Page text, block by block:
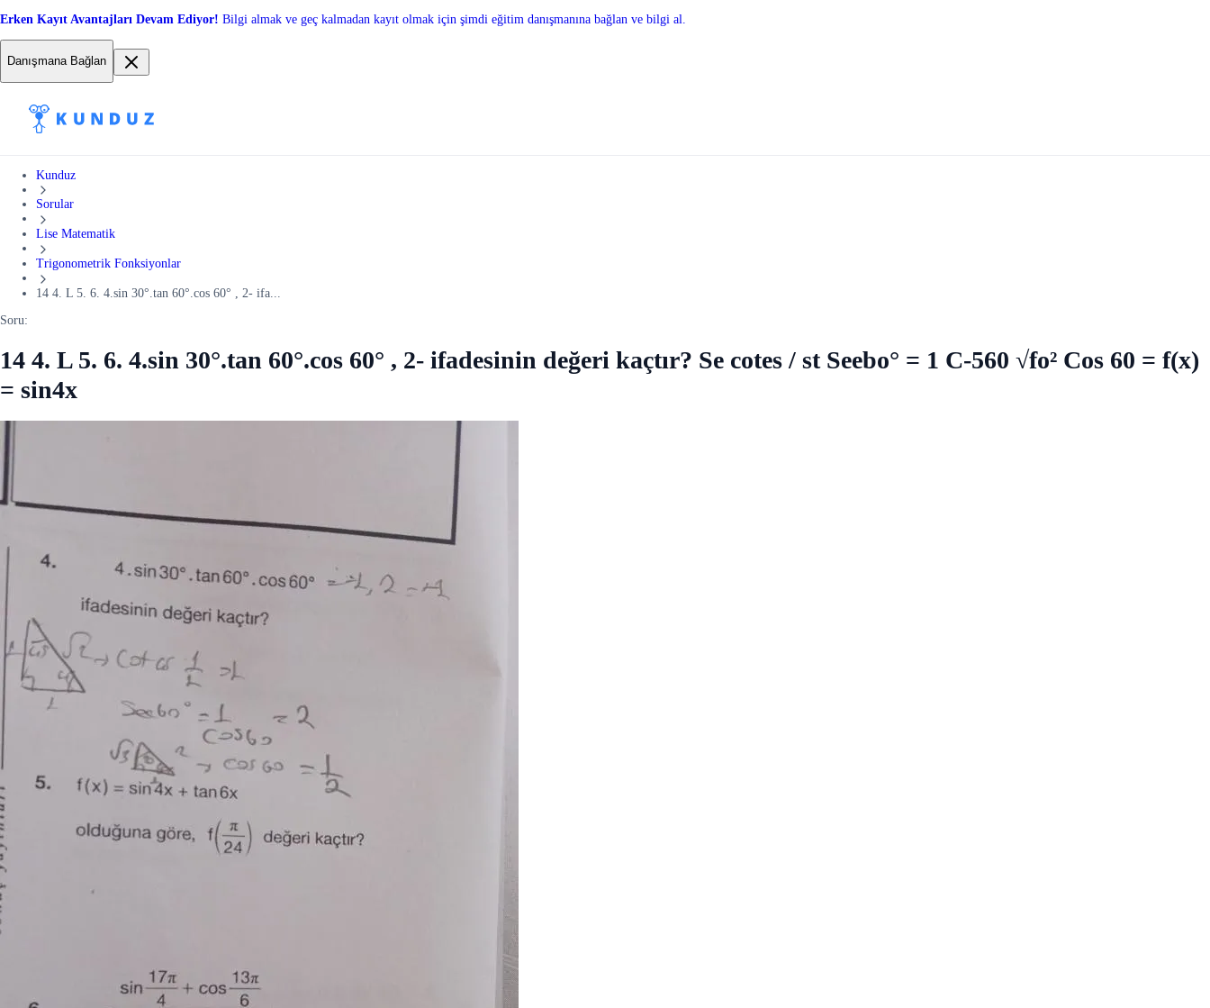
Erken Kayıt Avantajları Devam Ediyor! Bilgi almak ve geç kalmadan kayıt olmak için şimdi eğitim danışmanına bağlan ve bilgi al.
Danışmana Bağlan
Kunduz
Sorular
Lise Matematik
Trigonometrik Fonksiyonlar
14 4. L 5. 6. 4.sin 30°.tan 60°.cos 60° , 2- ifa...
Soru:
14 4. L 5. 6. 4.sin 30°.tan 60°.cos 60° , 2- ifadesinin değeri kaçtır? Se cotes / st Seebo° = 1 C-560 √fo² Cos 60 = f(x)
= sin4x